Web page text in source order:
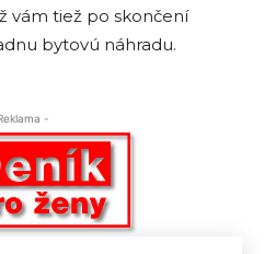
vám tiež po skončení
bytovú náhradu.
-